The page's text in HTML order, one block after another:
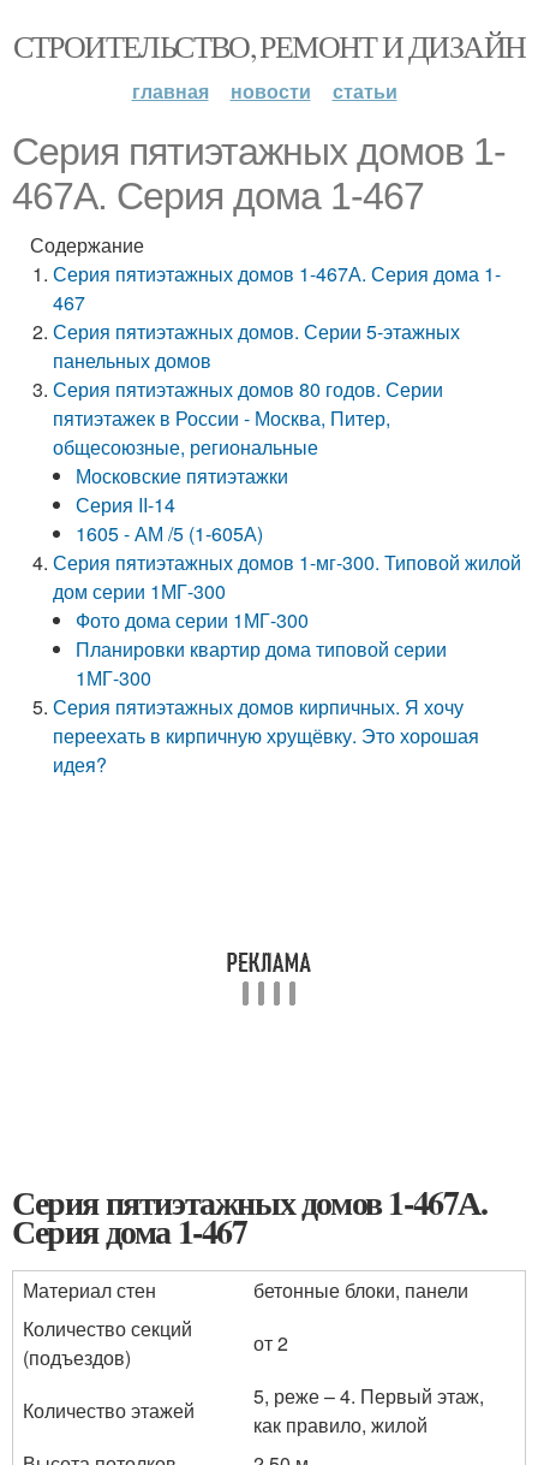
СТРОИТЕЛЬСТВО, РЕМОНТ И ДИЗАЙН
главная новости статьи
Серия пятиэтажных домов 1-
467А. Серия дома 1-467
Содержание
Серия пятиэтажных домов 1-467А. Серия дома 1-
467
Серия пятиэтажных домов. Серии 5-этажных
панельных домов
Серия пятиэтажных домов 80 годов. Серии
пятиэтажек в России - Москва, Питер,
общесоюзные, региональные
Московские пятиэтажки
Серия II-14
1605 - АМ /5 (1-605А)
Серия пятиэтажных домов 1-мг-300. Типовой жилой
дом серии 1МГ-300
Фото дома серии 1МГ-300
Планировки квартир дома типовой серии
1МГ-300
Серия пятиэтажных домов кирпичных. Я хочу
переехать в кирпичную хрущёвку. Это хорошая
идея?
Серия пятиэтажных домов 1-467А.
Серия дома 1-467
Материал стен
бетонные блоки, панели
Количество секций
(подъездов)
от 2
Количество этажей
5, реже – 4. Первый этаж,
как правило, жилой